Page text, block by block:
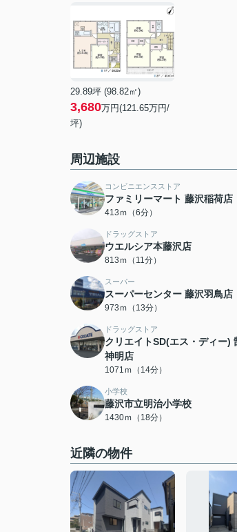
29.89坪 (98.82㎡)
3,680万円(121.65万円/
坪)
周辺施設
コンビニエンスストア
ファミリーマート 藤沢稲荷店
413ｍ（6分）
ドラッグストア
ウエルシア本藤沢店
813ｍ（11分）
スーパー
スーパーセンター 藤沢羽鳥店
973ｍ（13分）
ドラッグストア
クリエイトSD(エス・ディー)
神明店
1071ｍ（14分）
小学校
藤沢市立明治小学校
1430ｍ（18分）
近隣の物件